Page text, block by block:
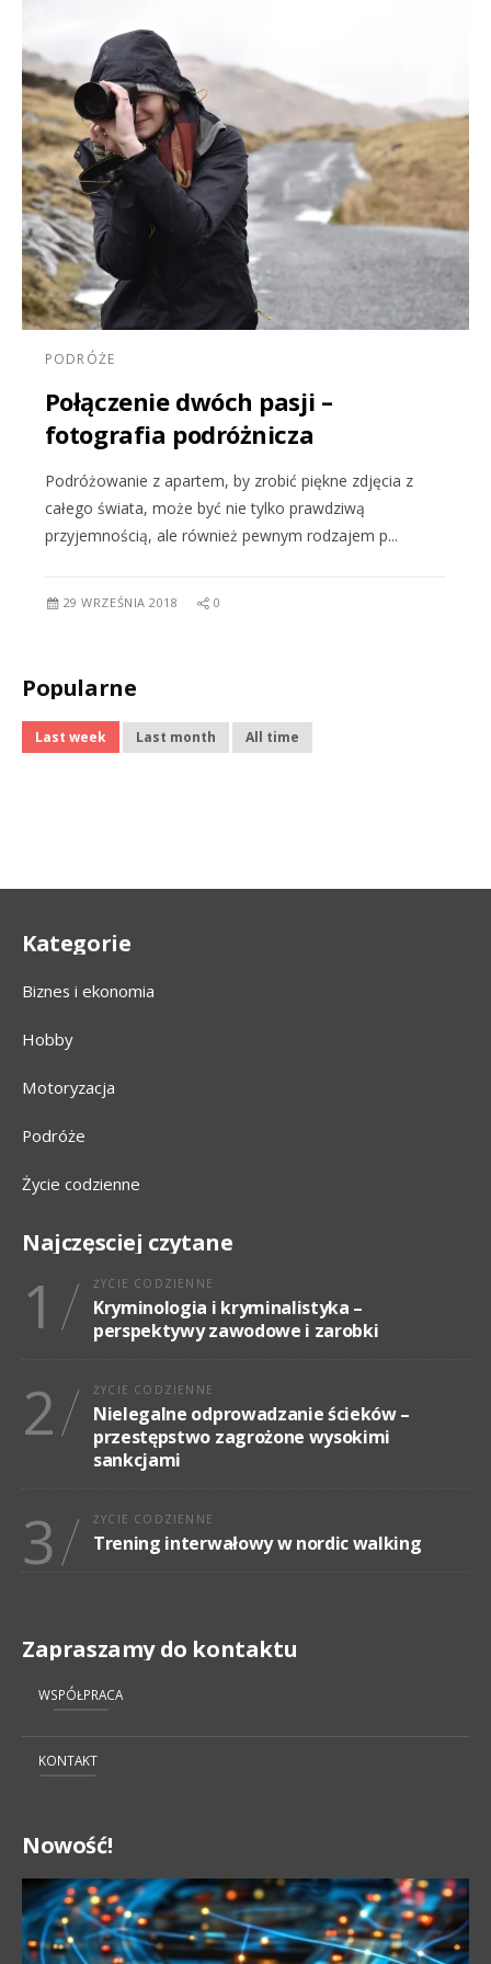
PODRÓŻE
Połączenie dwóch pasji –
fotografia podróżnicza
Podróżowanie z apartem, by zrobić piękne zdjęcia z
całego świata, może być nie tylko prawdziwą
przyjemnością, ale również pewnym rodzajem p...
29 WRZEŚNIA 2018 0
Popularne
Last week Last month All time
Kategorie
Biznes i ekonomia
Hobby
Motoryzacja
Podróże
Życie codzienne
Najczęsciej czytane
1 ŻYCIE CODZIENNE
Kryminologia i kryminalistyka –
perspektywy zawodowe i zarobki
2 ŻYCIE CODZIENNE
Nielegalne odprowadzanie ścieków –
przestępstwo zagrożone wysokimi
sankcjami
3 ŻYCIE CODZIENNE
Trening interwałowy w nordic walking
Zapraszamy do kontaktu
WSPÓŁPRACA
KONTAKT
Nowość!